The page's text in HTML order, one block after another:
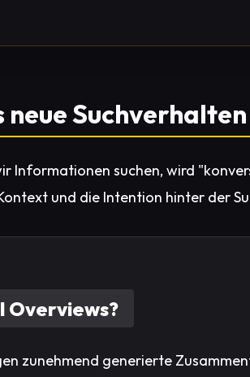
neue
Informationen suchen, wird
und die Intention hinter der
Overviews?
zunehmend generierte